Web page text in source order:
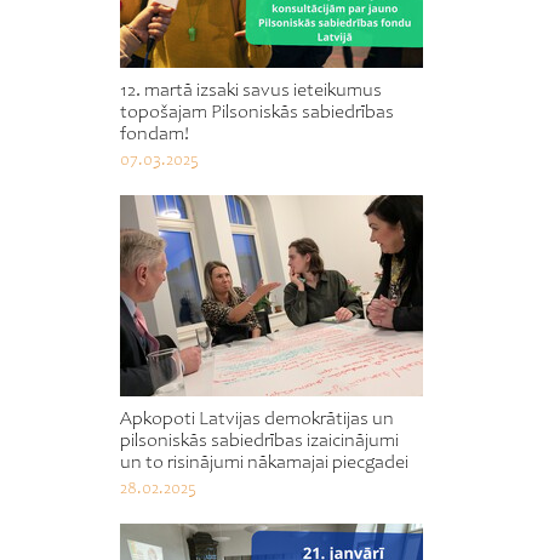
12. martā izsaki savus ieteikumus
topošajam Pilsoniskās sabiedrības
fondam!
07.03.2025
Apkopoti Latvijas demokrātijas un
pilsoniskās sabiedrības izaicinājumi
un to risinājumi nākamajai piecgadei
28.02.2025